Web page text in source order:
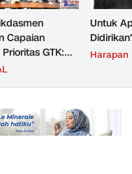
Capaian
GTK:
Meningkat,
Untuk
Harapan